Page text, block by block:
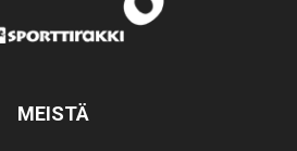
MEISTÄ